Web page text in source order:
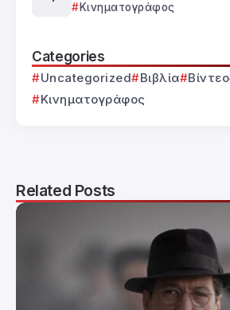
Κινηματογράφος
Categories
Uncategorized Βιβλία Βίντεο
Κινηματογράφος
Related Posts